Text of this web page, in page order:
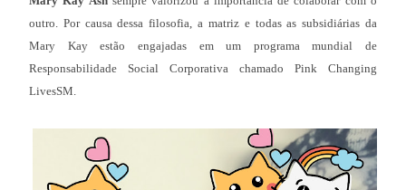
outro. Por causa dessa filosofia, a matriz e todas as subsidiárias da
Mary Kay estão engajadas em um programa mundial de
Responsabilidade Social Corporativa chamado Pink Changing
LivesSM.